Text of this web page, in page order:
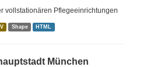
vollstationären Pflegeeinrichtungen
Shape HTML
München